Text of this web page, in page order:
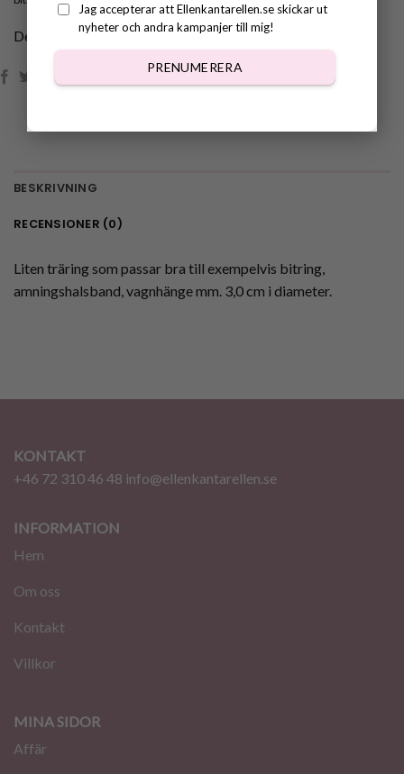
Jag accepterar att Ellenkantarellen.se skickar ut
nyheter och andra kampanjer till mig!
PRENUMERERA
Dela:
BESKRIVNING
RECENSIONER (0)
Liten träring som passar bra till exempelvis bitring,
amningshalsband, vagnhänge mm. 3,0 cm i diameter.
KONTAKT
+46 72 310 46 48 info@ellenkantarellen.se
INFORMATION
Hem
Om oss
Kontakt
Villkor
MINA SIDOR
Affär